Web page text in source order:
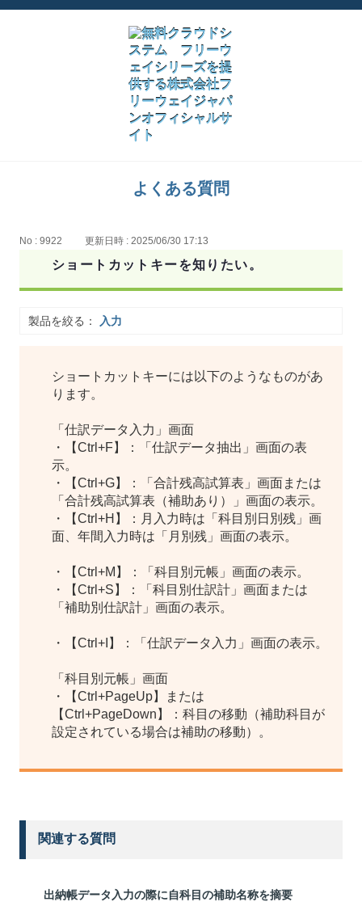
よくある質問
No : 9922 更新日時 : 2025/06/30 17:13
ショートカットキーを知りたい。
製品を絞る： 入力
ショートカットキーには以下のようなものがあ
ります。
「仕訳データ入力」画面
・【Ctrl+F】：「仕訳データ抽出」画面の表
示。
・【Ctrl+G】：「合計残高試算表」画面または
「合計残高試算表（補助あり）」画面の表示。
・【Ctrl+H】：月入力時は「科目別日別残」画
面、年間入力時は「月別残」画面の表示。
・【Ctrl+M】：「科目別元帳」画面の表示。
・【Ctrl+S】：「科目別仕訳計」画面または
「補助別仕訳計」画面の表示。
・【Ctrl+I】：「仕訳データ入力」画面の表示。
「科目別元帳」画面
・【Ctrl+PageUp】または
【Ctrl+PageDown】：科目の移動（補助科目が
設定されている場合は補助の移動）。
関連する質問
出納帳データ入力の際に自科目の補助名称を摘要